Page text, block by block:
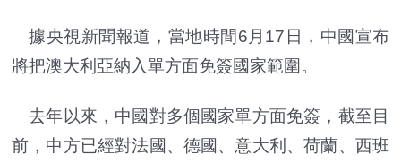
據央視新聞報道，當地時間6月17日，中國宣布
將把澳大利亞納入單方面免簽國家範圍。
去年以來，中國對多個國家單方面免簽，截至目
前，中方已經對法國、德國、意大利、荷蘭、西班